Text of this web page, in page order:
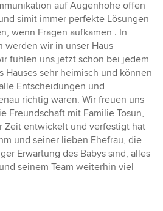
auf Augenhöhe offen
simit immer perfekte Lösungen
wenn Fragen aufkamen . In
werden wir in unser Haus
fühlen uns jetzt schon bei jedem
Hauses sehr heimisch und können
Entscheidungen und
richtig waren. Wir freuen uns
Freundschaft mit Familie Tosun,
Zeit entwickelt und verfestigt hat
und seiner lieben Ehefrau, die
Erwartung des Babys sind, alles
seinem Team weiterhin viel